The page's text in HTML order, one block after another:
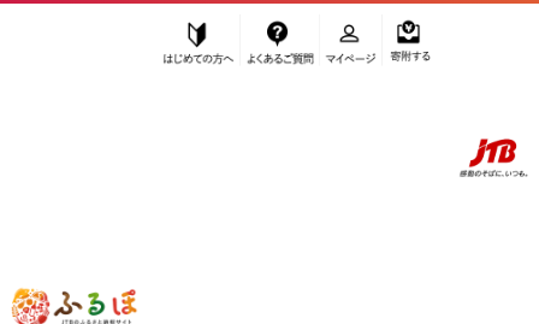
ふるぽ JTBのふるさと納税サイト
”和菓子” 徳島県